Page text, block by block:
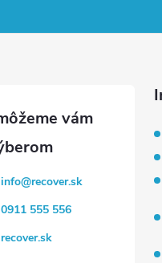
info@recover.sk
0911 555 556
recover.sk